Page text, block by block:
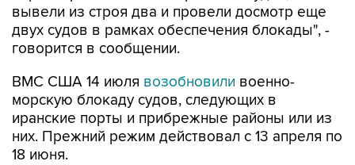
вывели из строя два и провели досмотр еще
двух судов в рамках обеспечения блокады", -
говорится в сообщении.
ВМС США 14 июля возобновили военно-
морскую блокаду судов, следующих в
иранские порты и прибрежные районы или из
них. Прежний режим действовал с 13 апреля по
18 июня.